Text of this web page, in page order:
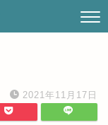
2021年11月17日